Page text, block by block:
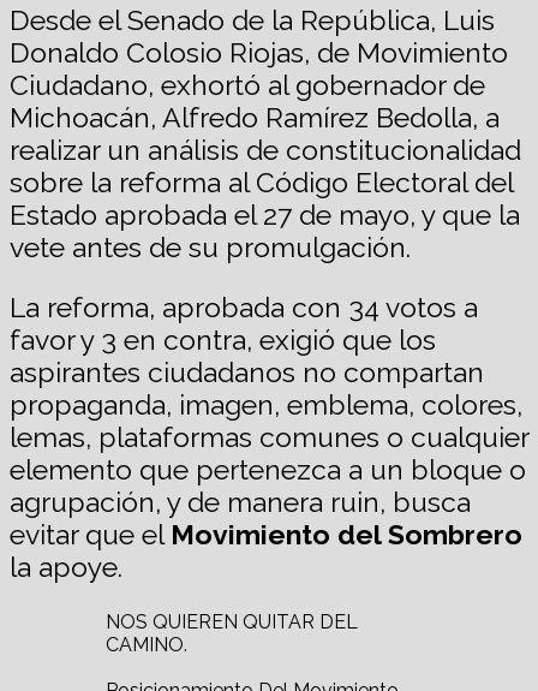
Desde el Senado de la República, Luis
Donaldo Colosio Riojas, de Movimiento
Ciudadano, exhortó al gobernador de
Michoacán, Alfredo Ramírez Bedolla, a
realizar un análisis de constitucionalidad
sobre la reforma al Código Electoral del
Estado aprobada el 27 de mayo, y que la
vete antes de su promulgación.
La reforma, aprobada con 34 votos a
favor y 3 en contra, exigió que los
aspirantes ciudadanos no compartan
propaganda, imagen, emblema, colores,
lemas, plataformas comunes o cualquier
elemento que pertenezca a un bloque o
agrupación, y de manera ruin, busca
evitar que el Movimiento del Sombrero
la apoye.
NOS QUIEREN QUITAR DEL
CAMINO.